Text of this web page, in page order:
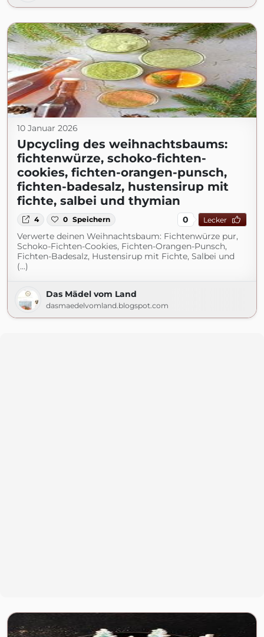
10 Januar 2026
Upcycling des weihnachtsbaums:
fichtenwürze, schoko-fichten-
cookies, fichten-orangen-punsch,
fichten-badesalz, hustensirup mit
fichte, salbei und thymian
4 0 Speichern 0 Lecker
Verwerte deinen Weihnachtsbaum: Fichtenwürze pur,
Schoko-Fichten-Cookies, Fichten-Orangen-Punsch,
Fichten-Badesalz, Hustensirup mit Fichte, Salbei und
(...)
Das Mädel vom Land
dasmaedelvomland.blogspot.com